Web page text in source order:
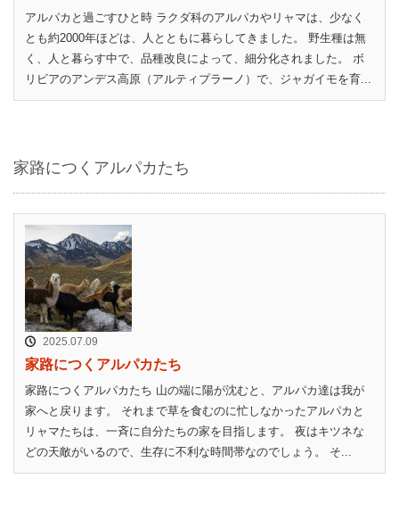
アルパカと過ごすひと時 ラクダ科のアルパカやリャマは、少なく
とも約2000年ほどは、人とともに暮らしてきました。 野生種は無
く、人と暮らす中で、品種改良によって、細分化されました。 ボ
リビアのアンデス高原（アルティプラーノ）で、ジャガイモを育...
家路につくアルパカたち
2025.07.09
家路につくアルパカたち
家路につくアルパカたち 山の端に陽が沈むと、アルパカ達は我が
家へと戻ります。 それまで草を食むのに忙しなかったアルパカと
リャマたちは、一斉に自分たちの家を目指します。 夜はキツネな
どの天敵がいるので、生存に不利な時間帯なのでしょう。 そ...